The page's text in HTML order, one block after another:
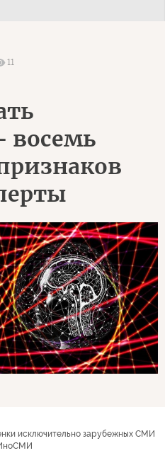
11
восемь
исключительно зарубежных СМИ